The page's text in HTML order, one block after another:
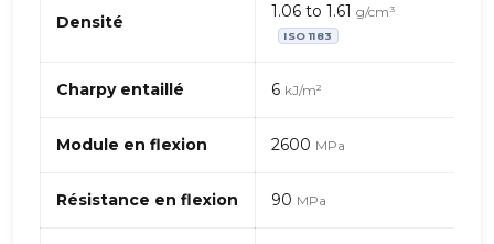
mécaniques
PA
(Polyamide)
Densité
1.06 to 1.61 g/cm³
ISO 1183
Charpy entaillé 6 kJ/m²
Module en flexion 2600 MPa
Résistance en flexion 90 MPa